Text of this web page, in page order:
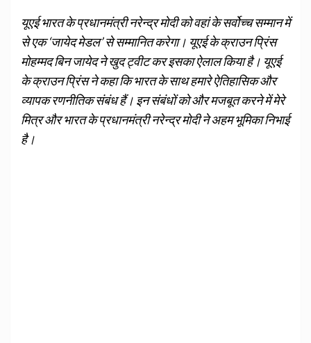
यूएई भारत के प्रधानमंत्री नरेन्द्र मोदी को वहां के सर्वोच्च सम्मान में
से एक ‘जायेद मेडल’ से सम्मानित करेगा। यूएई के क्राउन प्रिंस
मोहम्मद बिन जायेद ने खुद ट्वीट कर इसका ऐलाल किया है। यूएई
के क्राउन प्रिंस ने कहा कि भारत के साथ हमारे ऐतिहासिक और
व्यापक रणनीतिक संबंध हैं। इन संबंधों को और मजबूत करने में मेरे
मित्र और भारत के प्रधानमंत्री नरेन्द्र मोदी ने अहम भूमिका निभाई
है।